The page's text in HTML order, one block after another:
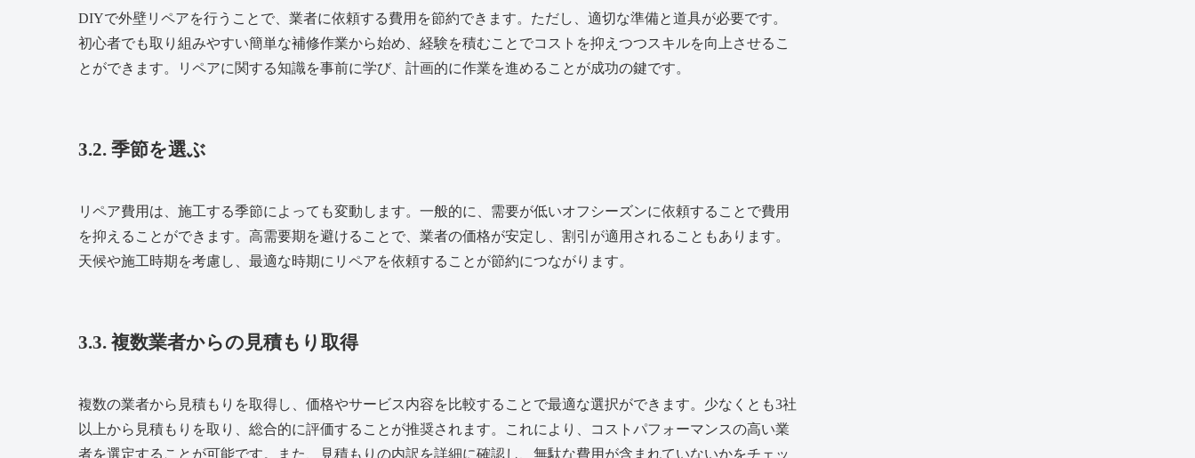
DIYで外壁リペアを行うことで、業者に依頼する費用を節約できます。ただし、適切な準備と道具が必要です。
初心者でも取り組みやすい簡単な補修作業から始め、経験を積むことでコストを抑えつつスキルを向上させるこ
とができます。リペアに関する知識を事前に学び、計画的に作業を進めることが成功の鍵です。
3.2. 季節を選ぶ
リペア費用は、施工する季節によっても変動します。一般的に、需要が低いオフシーズンに依頼することで費用
を抑えることができます。高需要期を避けることで、業者の価格が安定し、割引が適用されることもあります。
天候や施工時期を考慮し、最適な時期にリペアを依頼することが節約につながります。
3.3. 複数業者からの見積もり取得
複数の業者から見積もりを取得し、価格やサービス内容を比較することで最適な選択ができます。少なくとも3社
以上から見積もりを取り、総合的に評価することが推奨されます。これにより、コストパフォーマンスの高い業
者を選定することが可能です。また、見積もりの内訳を詳細に確認し、無駄な費用が含まれていないかをチェッ